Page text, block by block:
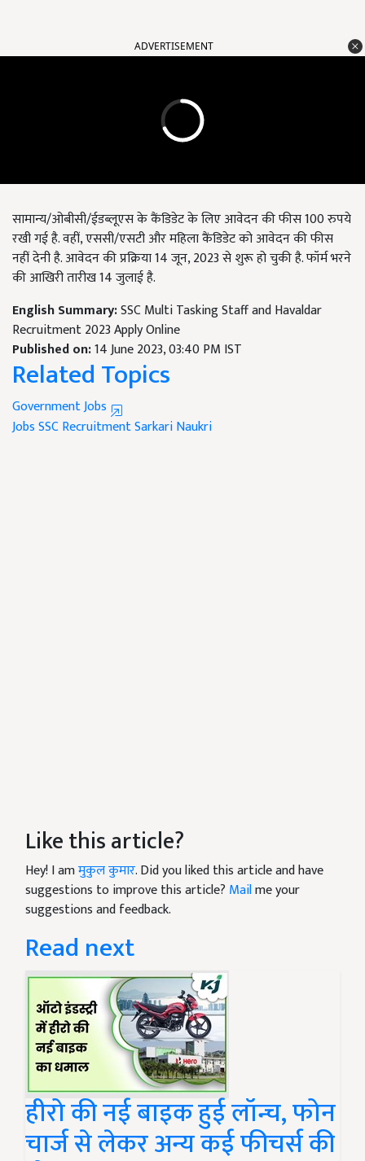
ADVERTISEMENT
सामान्य/ओबीसी/ईडब्लूएस के कैंडिडेट के लिए आवेदन की फीस 100 रुपये
रखी गई है. वहीं, एससी/एसटी और महिला कैंडिडेट को आवेदन की फीस
नहीं देनी है. आवेदन की प्रक्रिया 14 जून, 2023 से शुरू हो चुकी है. फॉर्म भरने
की आखिरी तारीख 14 जुलाई है.
English Summary:SSC Multi Tasking Staff and Havaldar
Recruitment 2023 Apply Online
Published on:14 June 2023, 03:40 PM IST
Related Topics
Government Jobs
JobsSSC RecruitmentSarkari Naukri
Like this article?
Hey! I amमुकुल कुमार. Did you liked this article and have
suggestions to improve this article? Mailme your
suggestions and feedback.
Read next
हीरो की नई बाइक हुई लॉन्च, फोन
चार्ज से लेकर अन्य कई फीचर्स की